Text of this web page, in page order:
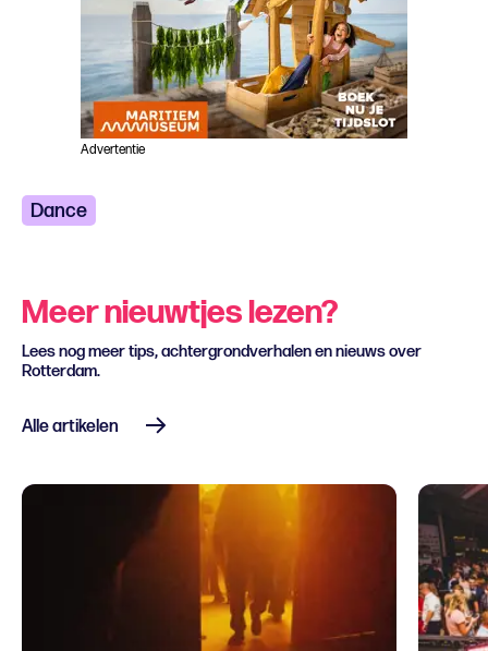
Advertentie
Dance
Meer nieuwtjes lezen?
Lees nog meer tips, achtergrondverhalen en nieuws over
Rotterdam.
Alle artikelen